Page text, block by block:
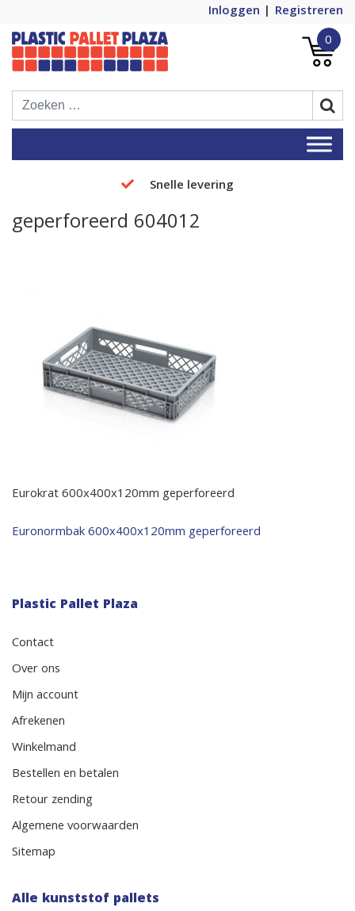
Inloggen
Registreren
Plastic Pallet Plaza
Plastic Pallets Plaza, de nummer 1 in
Europa!
0
Snelle levering
geperforeerd 604012
Eurokrat 600x400x120mm geperforeerd
Bericht
Euronormbak 600x400x120mm geperforeerd
Plastic Pallet Plaza
Contact
Over ons
Mijn account
Afrekenen
Winkelmand
Bestellen en betalen
Retour zending
Algemene voorwaarden
Sitemap
Alle kunststof pallets